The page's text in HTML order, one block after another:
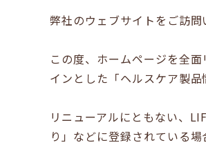
弊社のウェブサイトをご訪問
この度、ホームページを全
インとした「ヘルスケア製品
リニューアルにともない、
り」などに登録されている場